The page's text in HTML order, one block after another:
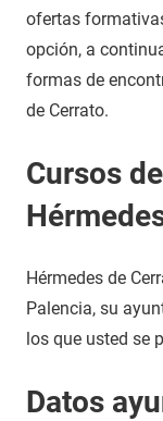
ofertas
opción, a
formas de
de Cerrato.
Cursos
Hérmedes de
Palencia, su
los que usted se
Datos